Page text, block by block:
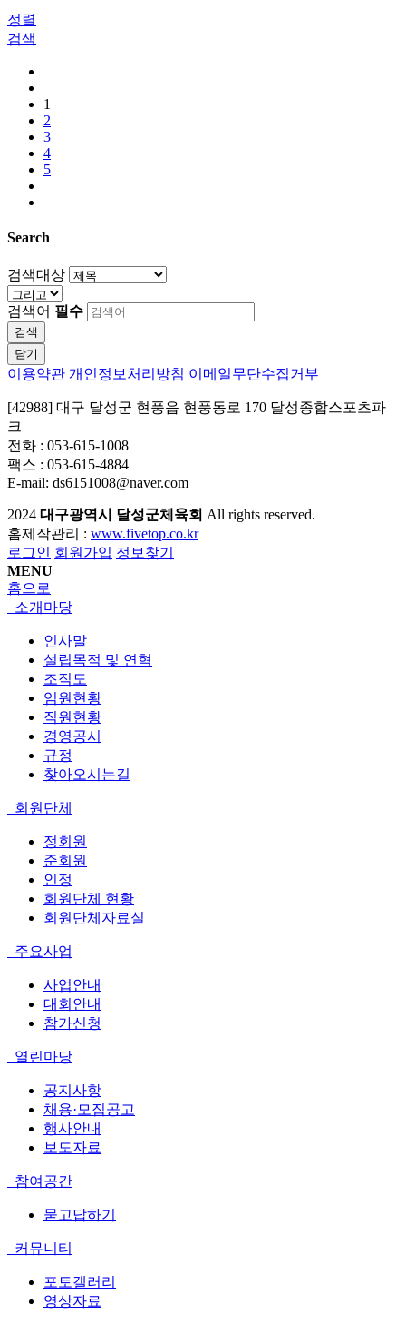
정렬
검색
1
2
3
4
5
Search
검색대상
검색어 필수
검색
닫기
이용약관 개인정보처리방침 이메일무단수집거부
[42988] 대구 달성군 현풍읍 현풍동로 170 달성종합스포츠파
크
전화 : 053-615-1008
팩스 : 053-615-4884
E-mail: ds6151008@naver.com
2024 대구광역시 달성군체육회 All rights reserved.
홈제작관리 : www.fivetop.co.kr
로그인 회원가입 정보찾기
MENU
홈으로
소개마당
인사말
설립목적 및 연혁
조직도
임원현황
직원현황
경영공시
규정
찾아오시는길
회원단체
정회원
준회원
인정
회원단체 현황
회원단체자료실
주요사업
사업안내
대회안내
참가신청
열린마당
공지사항
채용·모집공고
행사안내
보도자료
참여공간
묻고답하기
커뮤니티
포토갤러리
영상자료